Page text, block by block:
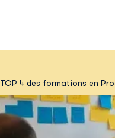
TOP 4 des formations en